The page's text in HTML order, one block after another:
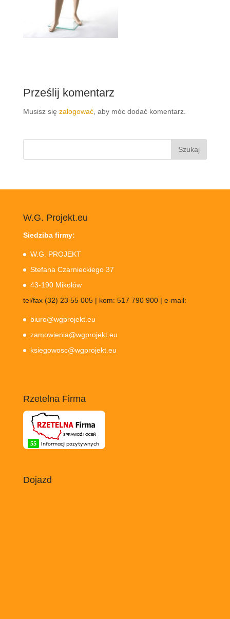
Prześlij komentarz
Musisz się zalogować, aby móc dodać komentarz.
Szukaj:
W.G. Projekt.eu
Siedziba firmy:
W.G. PROJEKT
Stefana Czarnieckiego 37
43-190 Mikołów
tel/fax (32) 23 55 005 | kom: 517 790 900 | e-mail:
biuro@wgprojekt.eu
zamowienia@wgprojekt.eu
ksiegowosc@wgprojekt.eu
Rzetelna Firma
Dojazd